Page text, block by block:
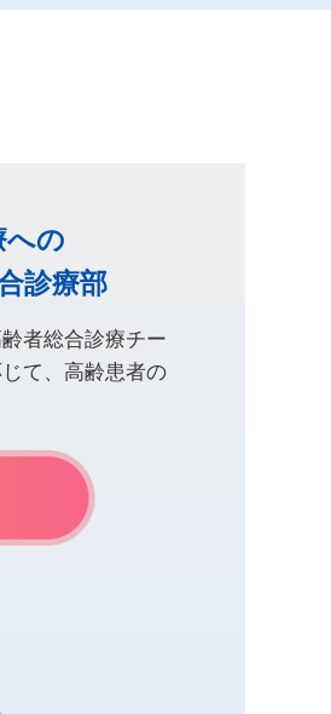
への
診療部
者総合診療チー
て、高齢患者の